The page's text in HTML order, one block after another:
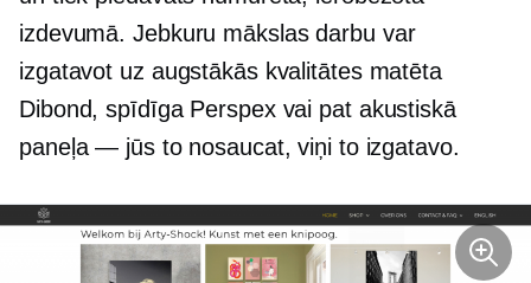
izdevumā. Jebkuru mākslas darbu var
izgatavot uz augstākās kvalitātes matēta
Dibond, spīdīga Perspex vai pat akustiskā
paneļa — jūs to nosaucat, viņi to izgatavo.